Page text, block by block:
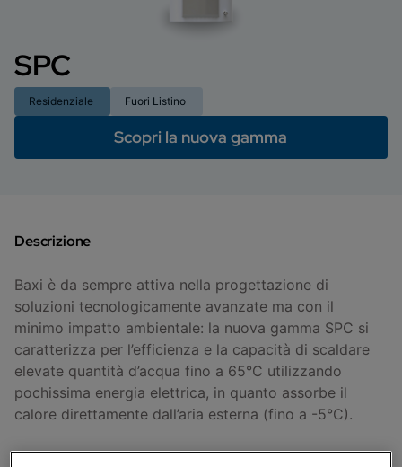
SPC
Residenziale Fuori Listino
Scopri la nuova gamma
Descrizione
Baxi è da sempre attiva nella progettazione di
soluzioni tecnologicamente avanzate ma con il
minimo impatto ambientale: la nuova gamma SPC si
caratterizza per l’efficienza e la capacità di scaldare
elevate quantità d’acqua fino a 65°C utilizzando
pochissima energia elettrica, in quanto assorbe il
calore direttamente dall’aria esterna (fino a -5°C).
L’installazione di uno scaldacqua in pompa di calore